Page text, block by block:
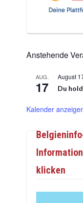
Anstehende
AUG.
17
August
Du
Kalender
klicken